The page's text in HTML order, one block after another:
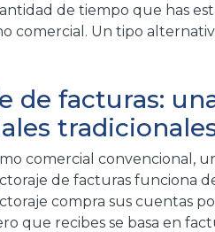
de tiempo que has
comercial. Un tipo
de facturas:
comercial convencional,
de facturas funciona
compra sus cuentas
que recibes se basa en